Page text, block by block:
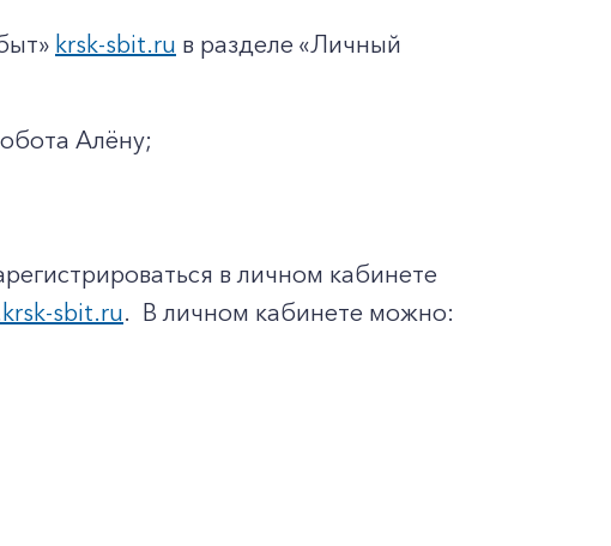
krsk-sbit.ru в разделе «Личный
Алёну;
в личном кабинете
sbit.ru. В личном кабинете можно: